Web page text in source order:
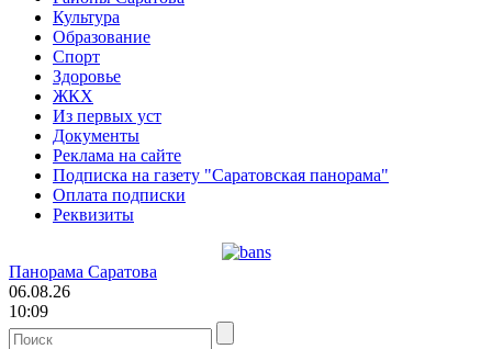
Культура
Образование
Спорт
Здоровье
ЖКХ
Из пеpвых уст
Документы
Реклама на сайте
Подписка на газету "Саратовская панорама"
Оплата подписки
Реквизиты
Панорама Саратова
06.08.26
10:09